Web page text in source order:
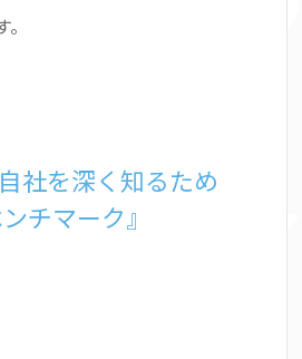
社を深く知るため
チマーク』